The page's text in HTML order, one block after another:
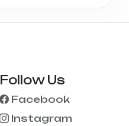
Follow Us
Facebook
Instagram